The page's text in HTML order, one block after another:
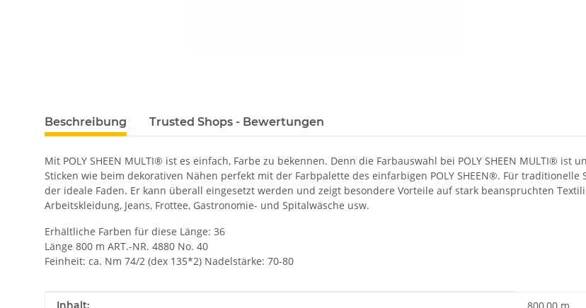
Beschreibung Trusted Shops - Bewertungen
Mit POLY SHEEN MULTI® ist es einfach, Farbe zu bekennen. Denn die Farbauswahl bei POLY SHEEN MULTI®
Sticken wie beim dekorativen Nähen perfekt mit der Farbpalette des einfarbigen POLY SHEEN®. Für traditionelle
der ideale Faden. Er kann überall eingesetzt werden und zeigt besondere Vorteile auf stark beanspruchten
Arbeitskleidung, Jeans, Frottee, Gastronomie- und Spitalwäsche usw.
Erhältliche Farben für diese Länge: 36
Länge 800 m ART.-NR. 4880 No. 40
Feinheit: ca. Nm 74/2 (dex 135*2) Nadelstärke: 70-80
Produkteigenschaft
Wert